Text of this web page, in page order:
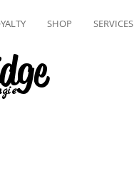
SHOP SERVICES